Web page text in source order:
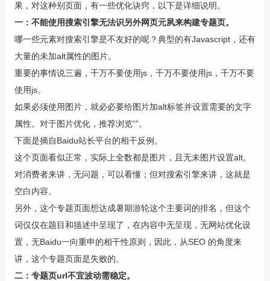
果，对这种别页面，有一些优化诀窍，以下是详细说明。
一：不能使用搜索引擎无法识另外网页元夙来构建专题页。
哪一些元素对搜索引擎是不友好的呢？典型的有Javascript，还有
大量的未加alt属性的图片。
重要的事情说三遍，千万不要使用js，千万不要使用js，千万不要
使用js。
如果必须使用图片，就必必要给图片加alt标签并设置需要的文字
属性。对于图片优化，推荐浏览“”。
下面是摘自Baidu站长平台的相干反例。
这个页面看似正常，实际上全数都是图片，且无未图片设置alt。
对消费者来讲，无问题，可以看懂；但对搜索引擎来讲，这就是
空白内容。
另外，这个专题页面想达成暑期游轮这个主要词的排名，但这个
词仅仅在题目和描述中呈现了，在内容中无呈现，无网站优化设
置，无Baidu一向重申的相干性原则，因此，从SEO 的角度来
讲，这个专题页面是失败的。
二：专题页url不宜波动需稳定。